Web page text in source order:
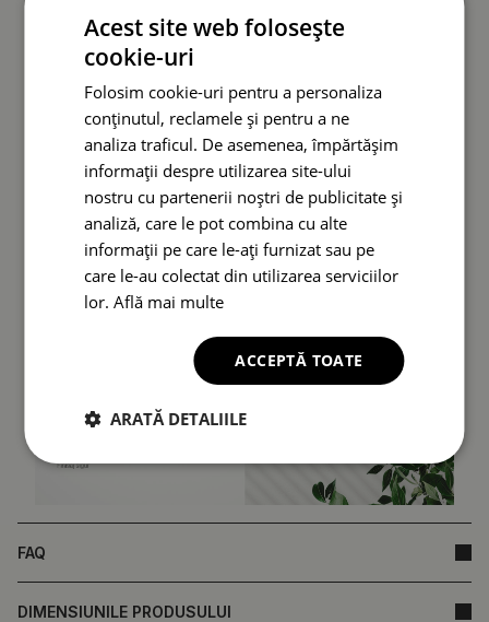
Oglindă fabricată în Polonia.
• Garanție de la producător.
• Timp de livrare rapid.
Spatele oglinzii (folie de protecție) poate diferi ca
culoare față de cea prezentată în ofertă.Acest lucru nu
afectează calitatea produsului și nu constituie motiv
de reclamație.
FAQ
DIMENSIUNILE PRODUSULUI
Acest site web folosește
cookie-uri
Folosim cookie-uri pentru a personaliza
conținutul, reclamele și pentru a ne
analiza traficul. De asemenea, împărtășim
informații despre utilizarea site-ului
nostru cu partenerii noștri de publicitate și
analiză, care le pot combina cu alte
informații pe care le-ați furnizat sau pe
care le-au colectat din utilizarea serviciilor
lor.Află mai multe
ACCEPTĂ TOATE
ARATĂ DETALIILE